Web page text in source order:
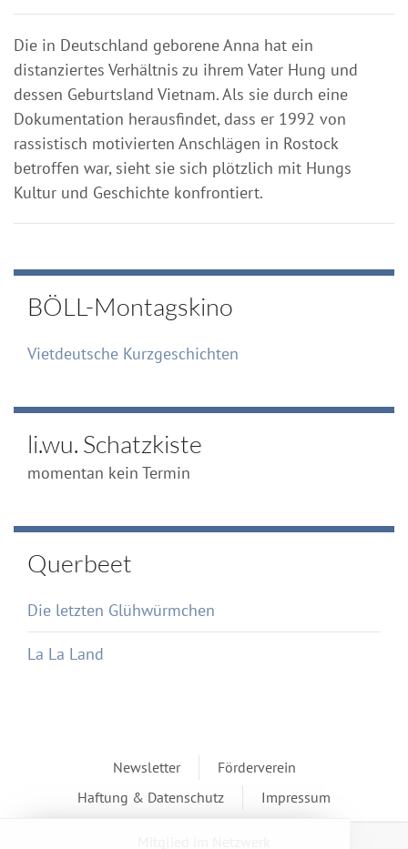
Die in Deutschland geborene Anna hat ein
distanziertes Verhältnis zu ihrem Vater Hung und
dessen Geburtsland Vietnam. Als sie durch eine
Dokumentation herausfindet, dass er 1992 von
rassistisch motivierten Anschlägen in Rostock
betroffen war, sieht sie sich plötzlich mit Hungs
Kultur und Geschichte konfrontiert.
BÖLL-Montagskino
Vietdeutsche Kurzgeschichten
li.wu. Schatzkiste
momentan kein Termin
Querbeet
Die letzten Glühwürmchen
La La Land
Newsletter
Förderverein
Haftung & Datenschutz
Impressum